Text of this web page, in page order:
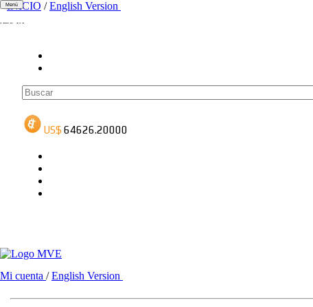
Menú
INICIO /English Version
Mi cuenta /English Version